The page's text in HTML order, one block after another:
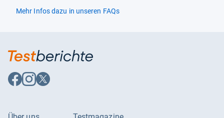
Mehr Infos dazu in unseren FAQs
Auf
Facebook
Auf
Instagram
Auf
X